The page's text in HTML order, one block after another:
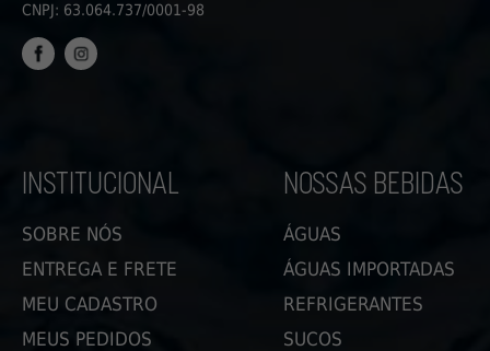
CNPJ: 63.064.737/0001-98
FACEBOOK INSTAGRAM
INSTITUCIONAL
SOBRE NÓS
ENTREGA E FRETE
MEU CADASTRO
MEUS PEDIDOS
NOSSAS BEBIDAS
ÁGUAS
ÁGUAS IMPORTADAS
REFRIGERANTES
SUCOS